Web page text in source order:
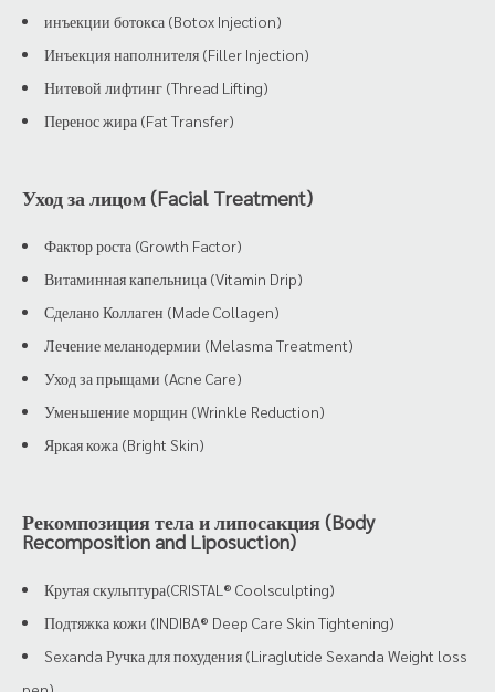
инъекции ботокса (Botox Injection)
Инъекция наполнителя (Filler Injection)
Нитевой лифтинг (Thread Lifting)
Перенос жира (Fat Transfer)
Уход за лицом (Facial Treatment)
Фактор роста (Growth Factor)
Витаминная капельница (Vitamin Drip)
Сделано Коллаген (Made Collagen)
Лечение меланодермии (Melasma Treatment)
Уход за прыщами (Acne Care)
Уменьшение морщин (Wrinkle Reduction)
Яркая кожа (Bright Skin)
Рекомпозиция тела и липосакция (Body
Recomposition and Liposuction)
Крутая скульптура(CRISTAL® Coolsculpting)
Подтяжка кожи (INDIBA® Deep Care Skin Tightening)
Sexanda Ручка для похудения (Liraglutide Sexanda Weight loss